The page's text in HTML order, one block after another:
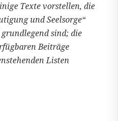
Texte vorstellen, die
und Seelsorge“
sind; die
Beiträge
Listen